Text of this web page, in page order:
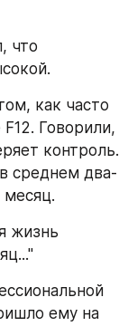
что
как часто
Говорили,
контроль.
среднем два-
жизнь
ему на